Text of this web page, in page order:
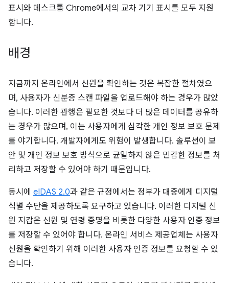
표시와 데스크톱 Chrome에서의 교차 기기 표시를 모두 지원
합니다.
배경
지금까지 온라인에서 신원을 확인하는 것은 복잡한 절차였으
며, 사용자가 신분증 스캔 파일을 업로드해야 하는 경우가 많았
습니다. 이러한 관행은 필요한 것보다 더 많은 데이터를 공유하
는 경우가 많으며, 이는 사용자에게 심각한 개인 정보 보호 문제
를 야기합니다. 개발자에게도 위험이 발생합니다. 솔루션이 보
안 및 개인 정보 보호 방식으로 균일하지 않은 민감한 정보를 처
리하고 저장할 수 있어야 하기 때문입니다.
동시에 eIDAS 2.0과 같은 규정에서는 정부가 대중에게 디지털
식별 수단을 제공하도록 요구하고 있습니다. 이러한 디지털 신
원 지갑은 신원 및 연령 증명을 비롯한 다양한 사용자 인증 정보
를 저장할 수 있어야 합니다. 온라인 서비스 제공업체는 사용자
신원을 확인하기 위해 이러한 사용자 인증 정보를 요청할 수 있
습니다.